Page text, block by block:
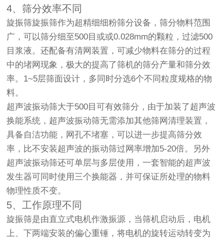
4、筛分效率不同
旋振筛旋振筛作为超精细细粉筛分设备，筛分物料范围
广，可以筛分细至500目或或0.028mm的颗粒，过滤500
目浆液。还配备有清网装置，可减少物料在筛分的过程
中的堵网现象，极大的提高了筛机的筛分产量和筛分效
率。1~5层筛面设计，多同时分选6个不同粒度规格的物
料。
超声波振动筛大于500目可有效筛分，由于加装了超声波
换能系统，超声波振动筛无需添加其他筛网清理装置，
具备自洁功能，网孔不堵塞，可以进一步提高筛分效
率，比不安装超声波的振动筛过网率增加5-20倍。另外
超声波振动筛还可单层与多层使用，一套智能的超声波
发生器可同时使用三个换能器，并可保证所处理的物料
物理性质不变。
5、工作原理不同
旋振筛是由直立式电机作激振源，当筛机启动后，电机
上、下两端安装的偏心重锤，将电机的旋转运动转变为